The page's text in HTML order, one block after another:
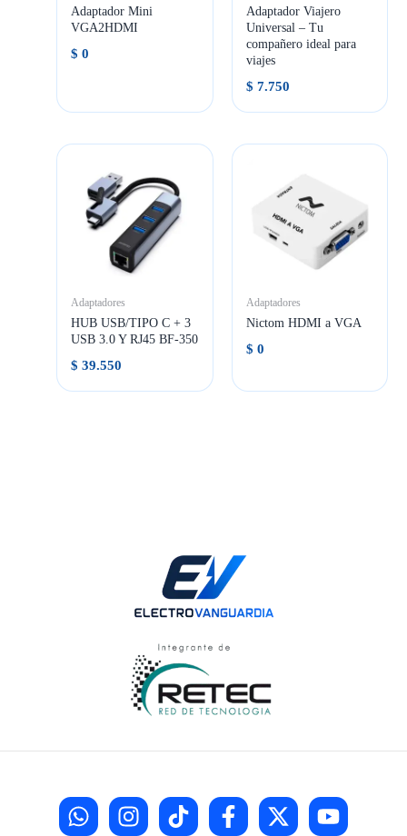
Adaptador Mini
VGA2HDMI
$ 0
Adaptador Viajero
Universal – Tu
compañero ideal para
viajes
$ 7.750
Adaptadores
HUB USB/TIPO C + 3
USB 3.0 Y RJ45 BF-350
$ 39.550
Adaptadores
Nictom HDMI a VGA
$ 0